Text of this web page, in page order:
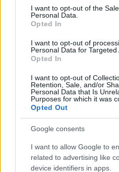
consent section.
I want to opt-out of the
Personal Data.
Opted In
I want to opt-out of
Personal Data for Targeted
Opted In
I want to opt-out of
Retention, Sale, and/or
Personal Data that Is
Purposes for which it was
Opted Out
Google consents
I want to allow Google to
related to advertising like
device identifiers in apps.
Όροι Χρήσης. Το site
Πολιτική Απορρήτου
EUROVISION 2026
Share:
Ακολουθήστε το Νewsit.gr
ενημερωθείτε πρώτοι για όλη
τελευταία νέατης ημέρας